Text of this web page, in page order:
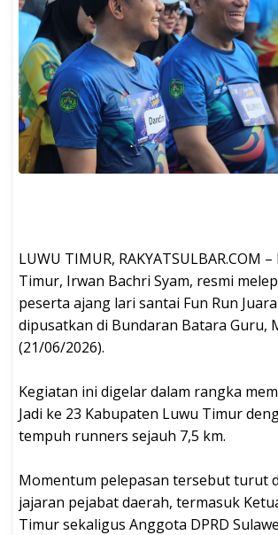
‎LUWU TIMUR, RAKYATSULBAR.COM
Timur, Irwan Bachri Syam, resmi
peserta ajang lari santai Fun Run
dipusatkan di Bundaran Batara Guru,
(21/06/2026).
‎Kegiatan ini digelar dalam rangka
Jadi ke 23 Kabupaten Luwu Timur
tempuh runners sejauh 7,5 km.
‎Momentum pelepasan tersebut turut
jajaran pejabat daerah, termasuk
Timur sekaligus Anggota DPRD